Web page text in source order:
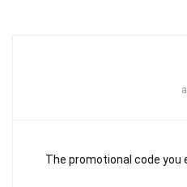
The promotional code you